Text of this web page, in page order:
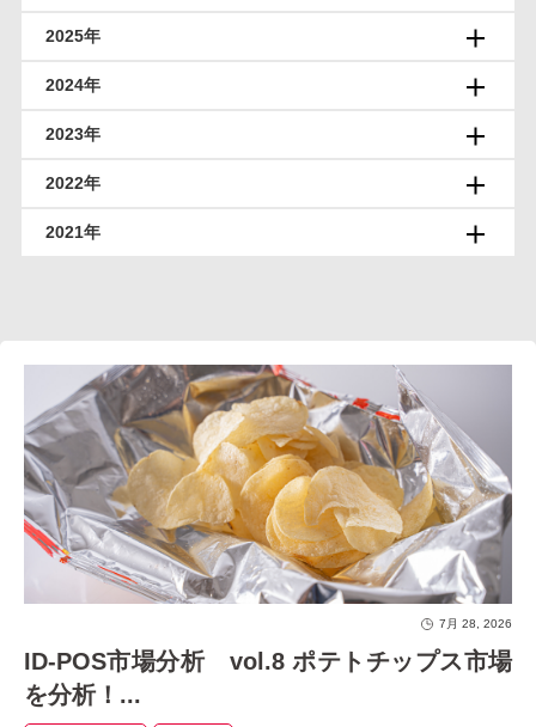
2025年
2024年
2023年
2022年
2021年
7月 28, 2026
ID-POS市場分析 vol.8 ポテトチップス市場
を分析！...